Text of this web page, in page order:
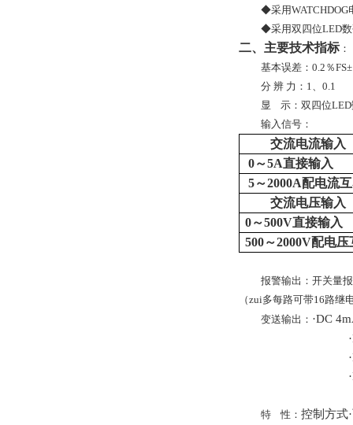
◆采用
◆采用双四位LED
二、主要技术指标：
基本误差：0.2％
分 辨 力：1、0.1
显
示：双四位
输入信号：
交流电流输入
0～5A直接输入
5～2000A配电流
交流电压输入
0～500V直接输入
500～2000V配电
报警输出：开关量
（zui多每路可带16路继
变送输出： ·DC
特
性： 控制方式